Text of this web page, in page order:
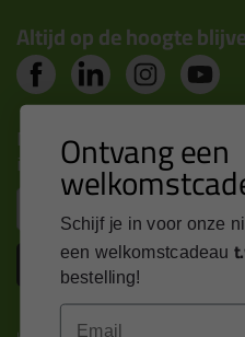
Altijd op de hoogte
Nieuws, tips en exclusieve
inbox Ontvang een
Schijf je in voor onze
een welkomstcadeau
bestelling!
Email